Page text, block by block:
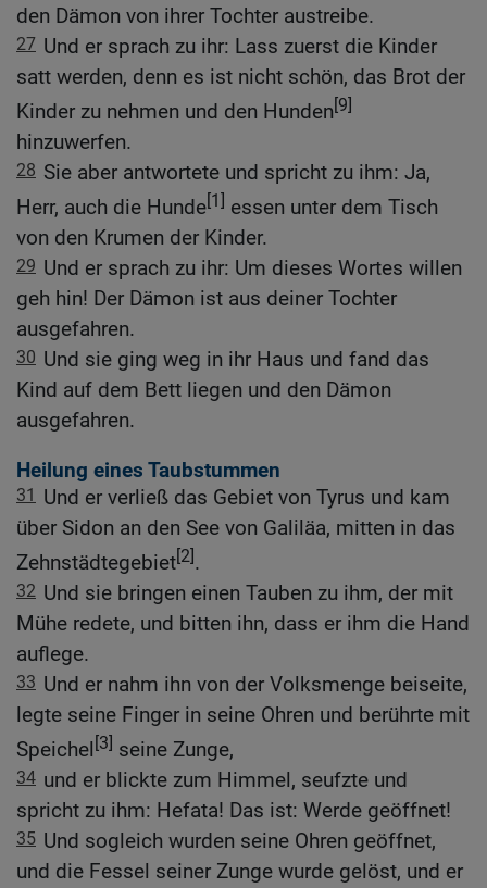
den Dämon von ihrer Tochter austreibe.
27 Und er sprach zu ihr: Lass zuerst die Kinder
satt werden, denn es ist nicht schön, das Brot der
Kinder zu nehmen und den Hunden[9]
hinzuwerfen.
28 Sie aber antwortete und spricht zu ihm: Ja,
Herr, auch die Hunde[1] essen unter dem Tisch
von den Krumen der Kinder.
29 Und er sprach zu ihr: Um dieses Wortes willen
geh hin! Der Dämon ist aus deiner Tochter
ausgefahren.
30 Und sie ging weg in ihr Haus und fand das
Kind auf dem Bett liegen und den Dämon
ausgefahren.
Heilung eines Taubstummen
31 Und er verließ das Gebiet von Tyrus und kam
über Sidon an den See von Galiläa, mitten in das
Zehnstädtegebiet[2].
32 Und sie bringen einen Tauben zu ihm, der mit
Mühe redete, und bitten ihn, dass er ihm die Hand
auflege.
33 Und er nahm ihn von der Volksmenge beiseite,
legte seine Finger in seine Ohren und berührte mit
Speichel [3] seine Zunge,
34 und er blickte zum Himmel, seufzte und
spricht zu ihm: Hefata! Das ist: Werde geöffnet!
35 Und sogleich wurden seine Ohren geöffnet,
und die Fessel seiner Zunge wurde gelöst, und er